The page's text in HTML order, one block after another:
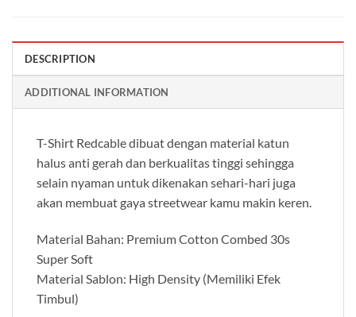
DESCRIPTION
ADDITIONAL INFORMATION
T-Shirt Redcable dibuat dengan material katun
halus anti gerah dan berkualitas tinggi sehingga
selain nyaman untuk dikenakan sehari-hari juga
akan membuat gaya streetwear kamu makin keren.
Material Bahan: Premium Cotton Combed 30s
Super Soft
Material Sablon: High Density (Memiliki Efek
Timbul)